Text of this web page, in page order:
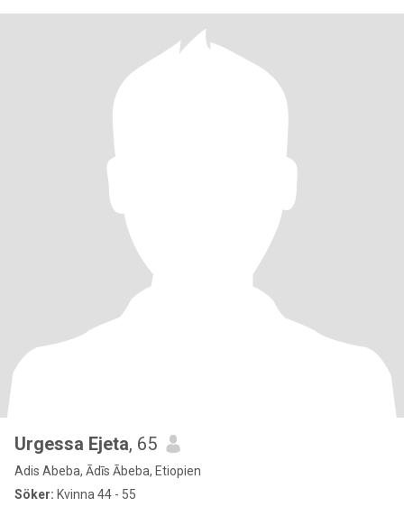
Urgessa Ejeta, 65
Adis Abeba, Ādīs Ābeba, Etiopien
Söker: Kvinna 44 - 55